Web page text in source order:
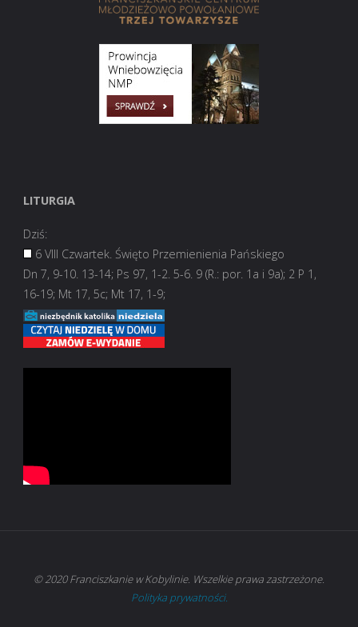
LITURGIA
Dziś:
6 VIII Czwartek. Święto Przemienienia Pańskiego
Dn 7, 9-10. 13-14; Ps 97, 1-2. 5-6. 9 (R.: por. 1a i 9a); 2 P 1,
16-19; Mt 17, 5c; Mt 17, 1-9;
© 2020 Franciszkanie w Kobylinie. Wszelkie prawa zastrzeżone.
Polityka prywatności.